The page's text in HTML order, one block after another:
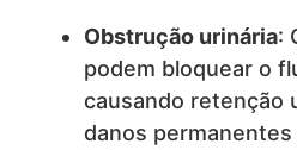
Obstrução urinária:
podem bloquear o
causando retenção
danos permanentes